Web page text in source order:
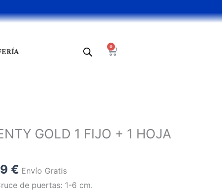
0
Cart
GOLD 1 FIJO + 1 HOJA
€ Envío Gratis
de puertas: 1-6 cm.
€.
precio
actual
397,49 €.